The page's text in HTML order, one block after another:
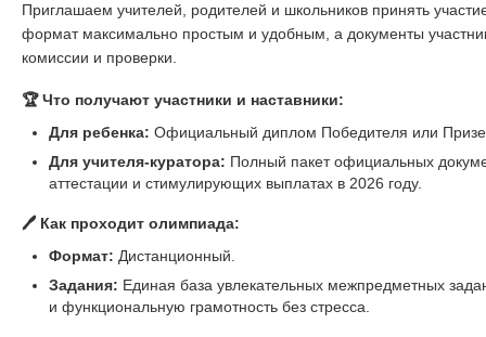
Приглашаем учителей, родителей и школьников принять
формат максимально простым и удобным, а документы
комиссии и проверки.
🏆 Что получают участники и наставники:
Для ребенка: Официальный диплом Победителя или
Для учителя-куратора: Полный пакет официальных
аттестации и стимулирующих выплатах в 2026 году.
🖊️ Как проходит олимпиада:
Формат: Дистанционный.
Задания: Единая база увлекательных межпредметных
и функциональную грамотность без стресса.